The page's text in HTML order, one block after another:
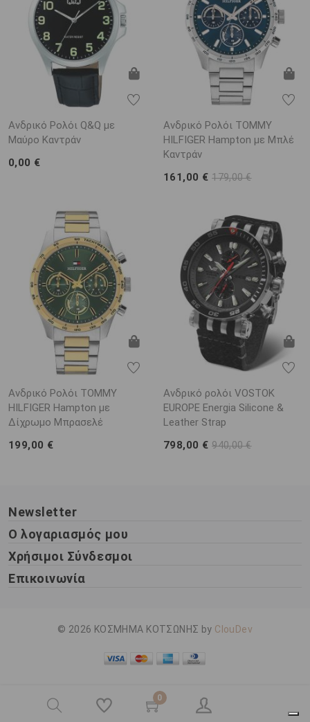
0
Ανδρικό Ρολόι Q&Q με
Μαύρο Καντράν
0,00 €
Ανδρικό Ρολόι TOMMY
HILFIGER Hampton με Μπλέ
Καντράν
161,00 €179,00 €
Ανδρικό Ρολόι TOMMY
HILFIGER Hampton με
Δίχρωμο Μπρασελέ
199,00 €
Ανδρικό ρολόι VOSTOK
EUROPE Energia Silicone &
Leather Strap
798,00 €940,00 €
Newsletter
Ο λογαριασμός μου
Χρήσιμοι Σύνδεσμοι
Επικοινωνία
© 2026 ΚΟΣΜΗΜΑ ΚΟΤΣΩΝΗΣ by ClouDev